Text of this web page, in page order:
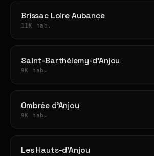
Brissac Loire Aubance
11K hab.
Saint-Barthélemy-d'Anjou
9K hab.
Ombrée d'Anjou
9K hab.
Les Hauts-d'Anjou